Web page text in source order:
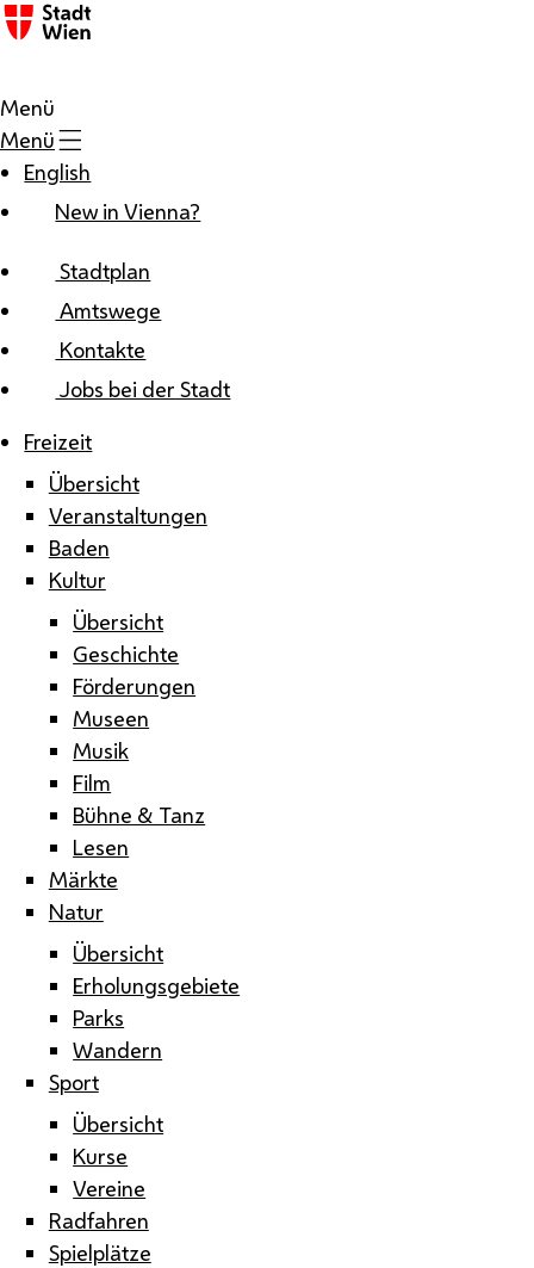
Zum Inhalt
Menü
Menü
English
New in Vienna?
Stadtplan
Amtswege
Kontakte
Jobs bei der Stadt
Freizeit
Übersicht
Veranstaltungen
Baden
Kultur
Übersicht
Geschichte
Förderungen
Museen
Musik
Film
Bühne & Tanz
Lesen
Märkte
Natur
Übersicht
Erholungsgebiete
Parks
Wandern
Sport
Übersicht
Kurse
Vereine
Radfahren
Spielplätze